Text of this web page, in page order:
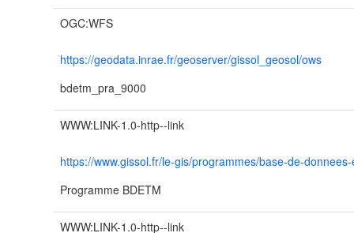
OGC:WFS
https://geodata.inrae.fr/geoserver/gissol_geosol/ows
bdetm_pra_9000
WWW:LINK-1.0-http--link
https://www.gissol.fr/le-gis/programmes/base-de-
Programme BDETM
WWW:LINK-1.0-http--link